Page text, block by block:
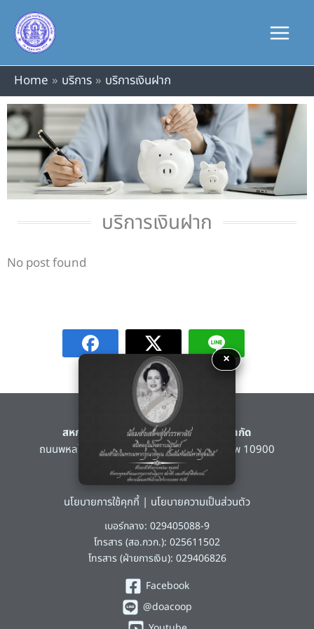
×
content
Home
บริการ บริการเงินฝาก
บริการเงินฝาก
No post found
สหกรณ์ออมทรัพย์กรมวิชาการเกษตร จำกัด
ถนนพหลโยธิน แขวงลาดยาว เขตจตุจักร กรุงเทพ 10900
www.doacoop.com
นโยบายการใช้คุกกี้ | นโยบายความเป็นส่วนตัว
เบอร์กลาง: 029405088-9
โทรสาร (สอ.กวก.): 025611502
โทรสาร (ฝ่ายการเงิน): 029406826
Facebook
@doacoop